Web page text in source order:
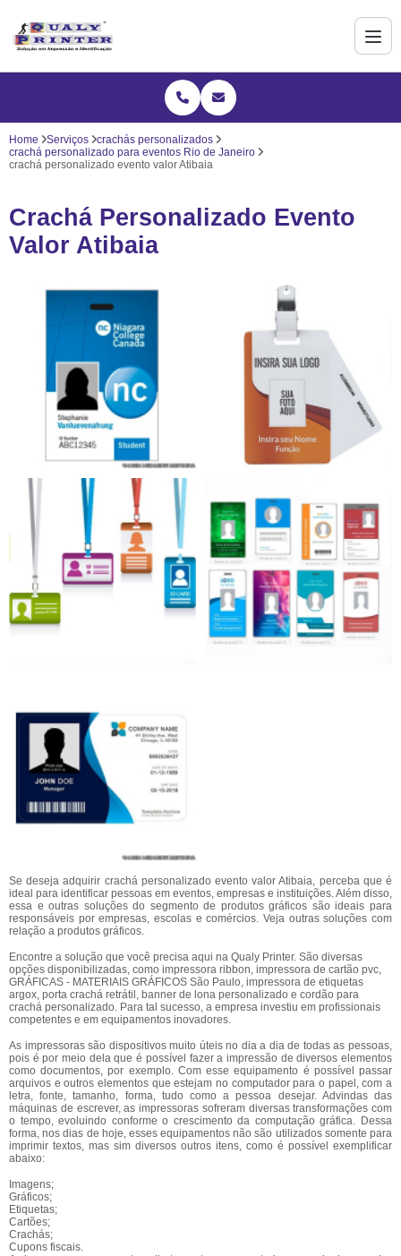
Home Serviços
crachás personalizados
crachá personalizado para eventos Rio de Janeiro
crachá personalizado evento valor Atibaia
Crachá Personalizado Evento
Valor Atibaia
Se deseja adquirir crachá personalizado evento valor Atibaia, perceba que é
ideal para identificar pessoas em eventos, empresas e instituições. Além disso,
essa e outras soluções do segmento de produtos gráficos são ideais para
responsáveis por empresas, escolas e comércios. Veja outras soluções com
relação a produtos gráficos.
Encontre a solução que você precisa aqui na Qualy Printer. São diversas
opções disponibilizadas, como impressora ribbon, impressora de cartão pvc,
GRÁFICAS - MATERIAIS GRÁFICOS São Paulo, impressora de etiquetas
argox, porta crachá retrátil, banner de lona personalizado e cordão para
crachá personalizado. Para tal sucesso, a empresa investiu em profissionais
competentes e em equipamentos inovadores.
As impressoras são dispositivos muito úteis no dia a dia de todas as pessoas,
pois é por meio dela que é possível fazer a impressão de diversos elementos
como documentos, por exemplo. Com esse equipamento é possível passar
arquivos e outros elementos que estejam no computador para o papel, com a
letra, fonte, tamanho, forma, tudo como a pessoa desejar. Advindas das
máquinas de escrever, as impressoras sofreram diversas transformações com
o tempo, evoluindo conforme o crescimento da computação gráfica. Dessa
forma, nos dias de hoje, esses equipamentos não são utilizados somente para
imprimir textos, mas sim diversos outros itens, como é possível exemplificar
abaixo:
Imagens;
Gráficos;
Etiquetas;
Cartões;
Crachás;
Cupons fiscais.